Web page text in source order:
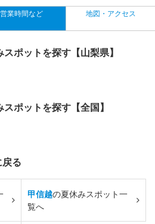
営業時間など 地図・アクセス
ポットを探す【山梨県】
ポットを探す【全国】
る
甲信越の夏休みスポット一
覧へ